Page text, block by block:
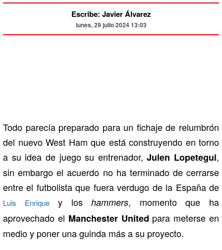
Escribe: Javier Álvarez
lunes, 29 julio 2024 13:03
Todo parecía preparado para un fichaje de relumbrón
del nuevo West Ham que está construyendo en torno
a su idea de juego su entrenador,Julen Lopetegui,
sin embargo el acuerdo no ha terminado de cerrarse
entre el futbolista que fuera verdugo de la España de
Luis Enriquey loshammers, momento que ha
aprovechado el Manchester United para meterse en
medio y poner una guinda más a su proyecto.